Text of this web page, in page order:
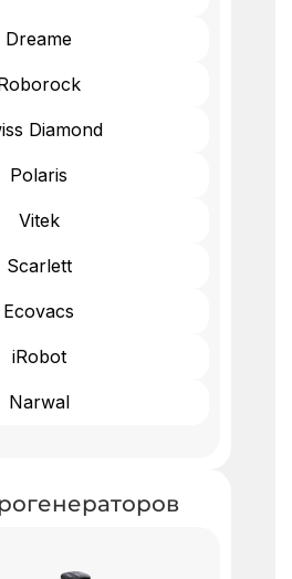
Dreame
Diamond
Polaris
Vitek
Scarlett
Ecovacs
iRobot
Narwal